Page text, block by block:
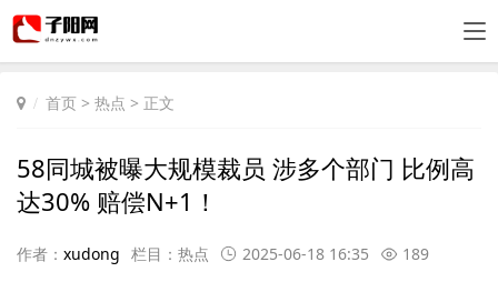
首页 > 热点 > 正文
58同城被曝大规模裁员 涉多个部门 比例高
达30% 赔偿N+1！
作者： xudong 栏目： 热点 2025-06-18 16:35 189